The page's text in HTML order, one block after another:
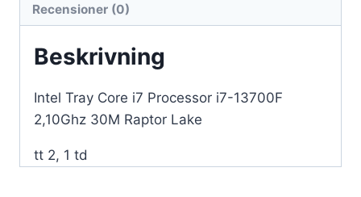
30
MB
Raptor
mängd
Recensioner (0)
Beskrivning
Intel Tray Core i7 Processor i7-13700F
2,10Ghz 30M Raptor Lake
tt 2, 1 td